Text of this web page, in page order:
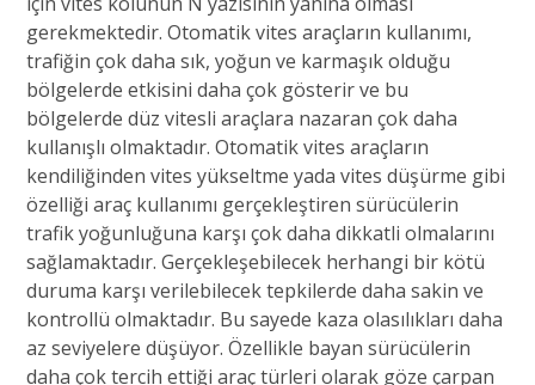
gerekmektedir. Otomatik vites araçların kullanımı,
trafiğin çok daha sık, yoğun ve karmaşık olduğu
bölgelerde etkisini daha çok gösterir ve bu
bölgelerde düz vitesli araçlara nazaran çok daha
kullanışlı olmaktadır. Otomatik vites araçların
kendiliğinden vites yükseltme yada vites düşürme gibi
özelliği araç kullanımı gerçekleştiren sürücülerin
trafik yoğunluğuna karşı çok daha dikkatli olmalarını
sağlamaktadır. Gerçekleşebilecek herhangi bir kötü
duruma karşı verilebilecek tepkilerde daha sakin ve
kontrollü olmaktadır. Bu sayede kaza olasılıkları daha
az seviyelere düşüyor. Özellikle bayan sürücülerin
daha çok tercih ettiği araç türleri olarak göze çarpan